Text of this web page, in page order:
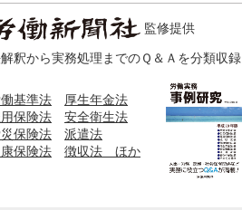
監修提供
釈から実務処理までのＱ＆Ａを分類収録
基準法
厚生年金法
保険法
安全衛生法
保険法
派遣法
保険法
徴収法 ほか